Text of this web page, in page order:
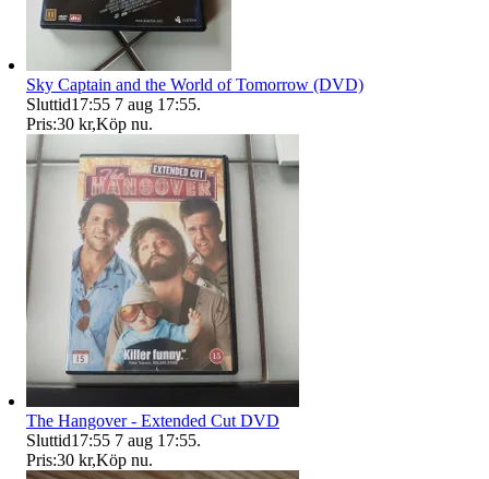
Sky Captain and the World of Tomorrow (DVD)
Sluttid17:55 7 aug 17:55.
Pris:30 kr,Köp nu.
The Hangover - Extended Cut DVD
Sluttid17:55 7 aug 17:55.
Pris:30 kr,Köp nu.